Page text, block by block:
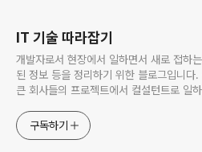
IT 기술 따라잡기
개발자로서 현장에서 일하면서 새로 접하
된 정보 등을 정리하기 위한 블로그입니다. 운 좋게 미국에서
큰 회사들의 프로젝트에서 컬설턴트로 일
사용되는 툴들에 대해 많은 분들과 정보를
구독하기